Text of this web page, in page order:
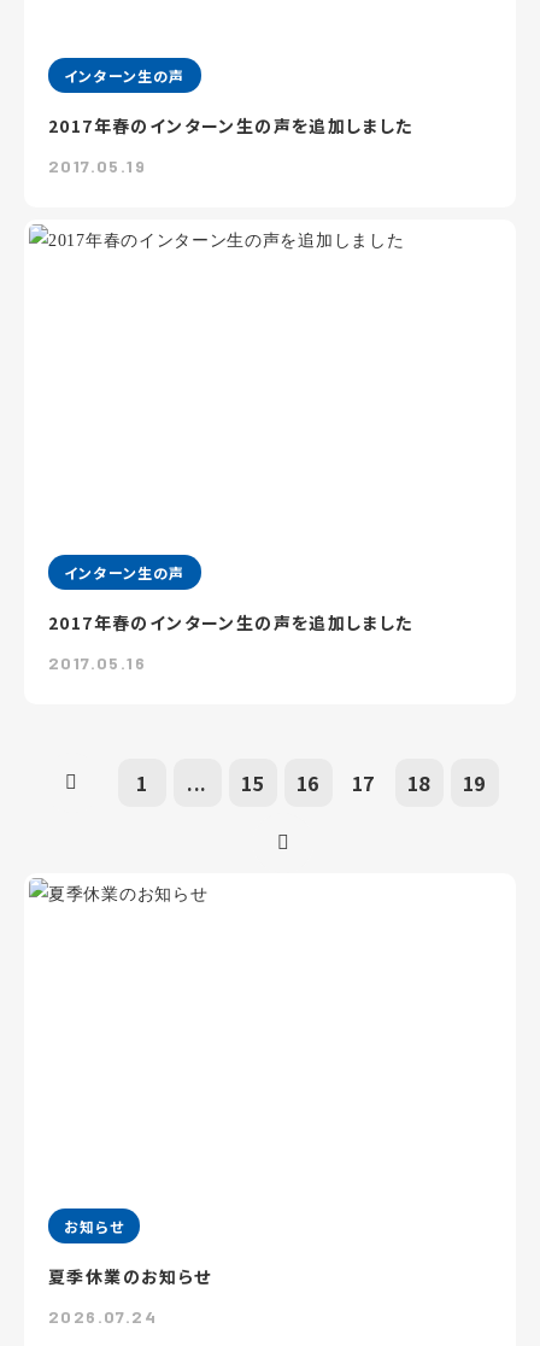
インターン生の声
2017年春のインターン生の声を追加しました
2017.05.19
インターン生の声
2017年春のインターン生の声を追加しました
2017.05.16
1 ... 15 16 17 18 19
お知らせ
夏季休業のお知らせ
2026.07.24